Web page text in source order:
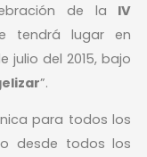
de la IV
tendrá lugar en
julio del 2015, bajo
”.
para todos los
desde todos los